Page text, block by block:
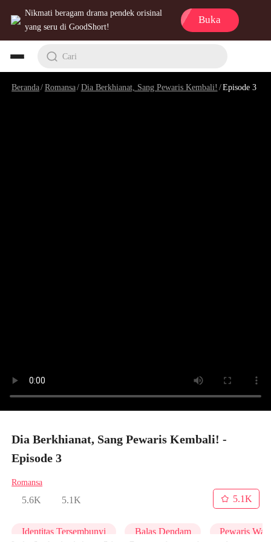
Nikmati beragam drama pendek orisinal
yang seru di GoodShort!
Buka
Cari
Beranda/Romansa/Dia Berkhianat, Sang Pewaris Kembali! /Episode 3
Dia Berkhianat, Sang Pewaris Kembali! -
Episode 3
Romansa
5.6K 5.1K
5.1K
Identitas Tersembunyi Balas Dendam Pewaris